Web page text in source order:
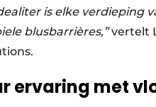
is elke verdieping
blusbarrières,”vertelt
ervaring met